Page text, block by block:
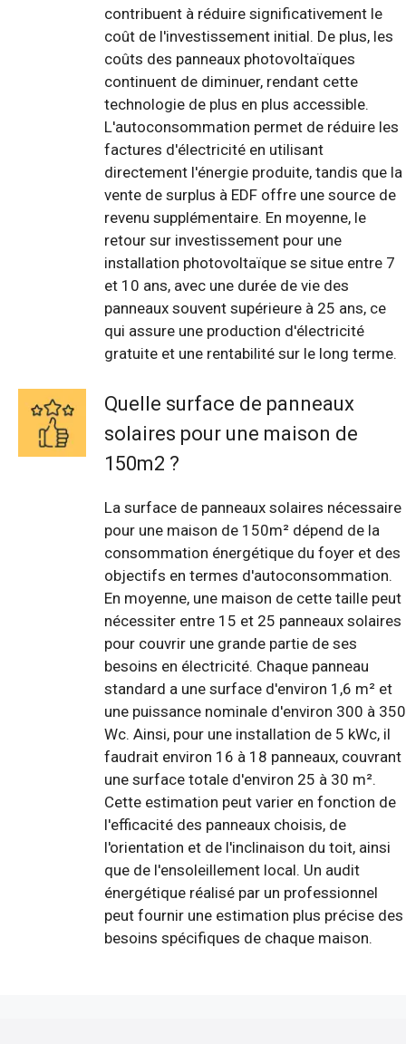
contribuent à réduire significativement le
coût de l'investissement initial. De plus, les
coûts des panneaux photovoltaïques
continuent de diminuer, rendant cette
technologie de plus en plus accessible.
L'autoconsommation permet de réduire les
factures d'électricité en utilisant
directement l'énergie produite, tandis que la
vente de surplus à EDF offre une source de
revenu supplémentaire. En moyenne, le
retour sur investissement pour une
installation photovoltaïque se situe entre 7
et 10 ans, avec une durée de vie des
panneaux souvent supérieure à 25 ans, ce
qui assure une production d'électricité
gratuite et une rentabilité sur le long terme.
Quelle surface de panneaux
solaires pour une maison de
150m2 ?
La surface de panneaux solaires nécessaire
pour une maison de 150m² dépend de la
consommation énergétique du foyer et des
objectifs en termes d'autoconsommation.
En moyenne, une maison de cette taille peut
nécessiter entre 15 et 25 panneaux solaires
pour couvrir une grande partie de ses
besoins en électricité. Chaque panneau
standard a une surface d'environ 1,6 m² et
une puissance nominale d'environ 300 à 350
Wc. Ainsi, pour une installation de 5 kWc, il
faudrait environ 16 à 18 panneaux, couvrant
une surface totale d'environ 25 à 30 m².
Cette estimation peut varier en fonction de
l'efficacité des panneaux choisis, de
l'orientation et de l'inclinaison du toit, ainsi
que de l'ensoleillement local. Un audit
énergétique réalisé par un professionnel
peut fournir une estimation plus précise des
besoins spécifiques de chaque maison.